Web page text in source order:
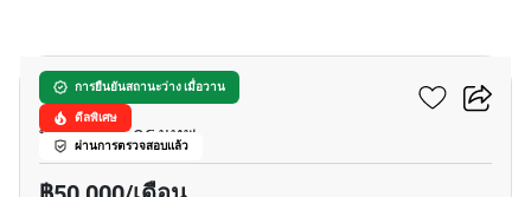
การยืนยันสถานะว่าง เมื่อวาน
ดีลพิเศษ
ผ่านการตรวจสอบแล้ว
เวีย 49
พร้อมพงษ์, กรุงเทพ